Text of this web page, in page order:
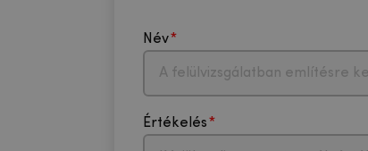
Név
Értékelés